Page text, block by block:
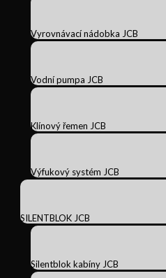
Vyrovnávací nádobka JCB
Vodní pumpa JCB
Klínový řemen JCB
Výfukový systém JCB
SILENTBLOK JCB
Silentblok kabíny JCB